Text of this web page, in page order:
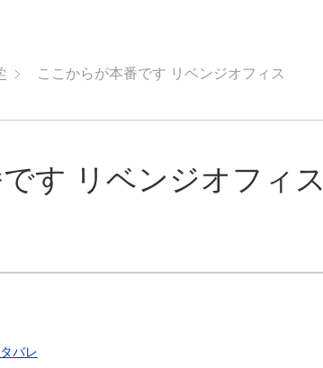
ここからが本番です リベンジオフィス
す リベンジオフィス
バレ